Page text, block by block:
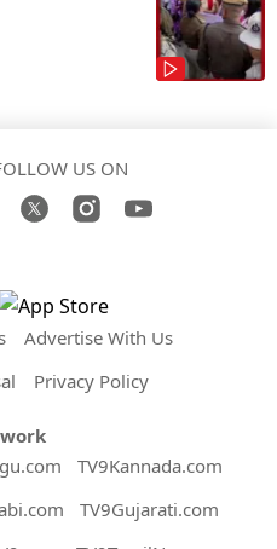
US ON
Advertise With Us
Privacy Policy
TV9Kannada.com
TV9Gujarati.com